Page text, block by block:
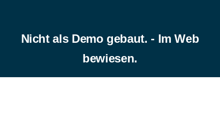
Nicht als Demo gebaut. - Im Web
bewiesen.